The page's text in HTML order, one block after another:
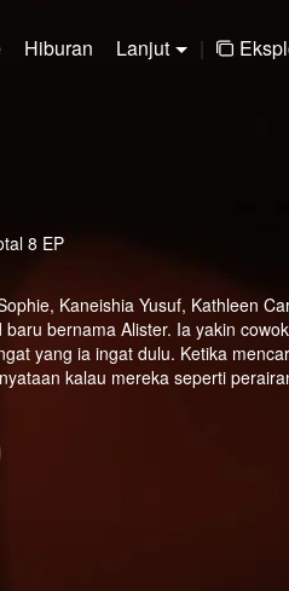
Hiburan Lanjut |
8 EP
Kaneishia Yusuf, Kathleen
bernama Alister. Ia yakin
yang ia ingat dulu. Ketika
kalau mereka seperti